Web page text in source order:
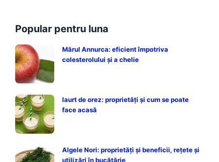
Popular pentru luna
Mărul Annurca: eficient împotriva
colesterolului și a chelie
Iaurt de orez: proprietăți și cum se poate
face acasă
Algele Nori: proprietăți și beneficii, rețete și
utilizări în bucătărie